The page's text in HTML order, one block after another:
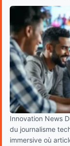
Innovation News
du journalisme
immersive où